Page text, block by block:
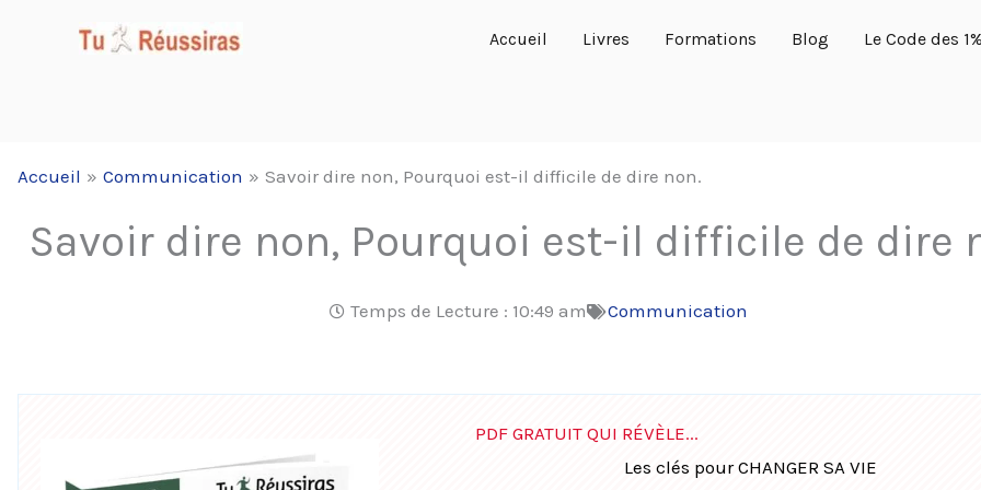
Accueil Livres Formations Blog Le Code des 1%
Accueil Communication Savoir dire non, Pourquoi est-il difficile de dire non.
Savoir dire non, Pourquoi est-il difficile de dire
Temps de Lecture : 10:49 am Communication
PDF GRATUIT QUI RÉVÈLE...
Les clés pour CHANGER SA VIE